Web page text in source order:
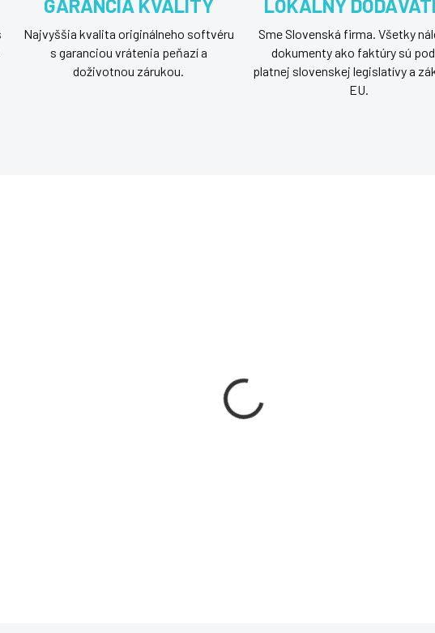
GARANCIA KVALITY
Najvyššia kvalita originálneho softvéru
s garanciou vrátenia peňazí a
doživotnou zárukou.
LOKÁLNY
Sme Slovenská firma. Všetky
dokumenty ako faktúry sú
platnej slovenskej legislatívy a
EU.